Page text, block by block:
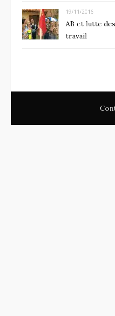
19/11/2016
AB et lutte
travail